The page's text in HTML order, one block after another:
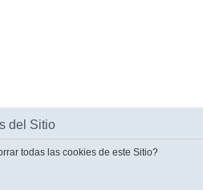
del Sitio
todas las cookies de este Sitio?